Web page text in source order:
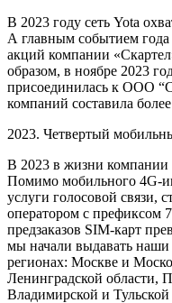
В 2023 году сеть Yota
А главным событием
акций компании
образом, в ноябре 2023
присоединилась к ООО
компаний составила
2023. Четвертый
В 2023 в жизни
Помимо мобильного 4G-
услуги голосовой связи,
оператором с префиксом
предзаказов SIM-карт
мы начали выдавать
регионах: Москве и
Ленинградской области,
Владимирской и Тульской